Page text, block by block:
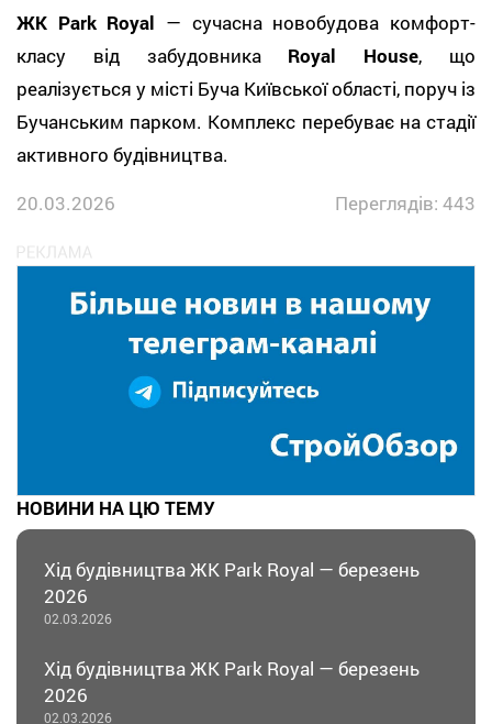
ЖК Park Royal — сучасна новобудова комфорт-
класу від забудовника Royal House, що
реалізується у місті Буча Київської області, поруч із
Бучанським парком. Комплекс перебуває на стадії
активного будівництва.
20.03.2026
Переглядів: 443
НОВИНИ НА ЦЮ ТЕМУ
Хід будівництва ЖК Park Royal — березень
2026
02.03.2026
Хід будівництва ЖК Park Royal — березень
2026
02.03.2026